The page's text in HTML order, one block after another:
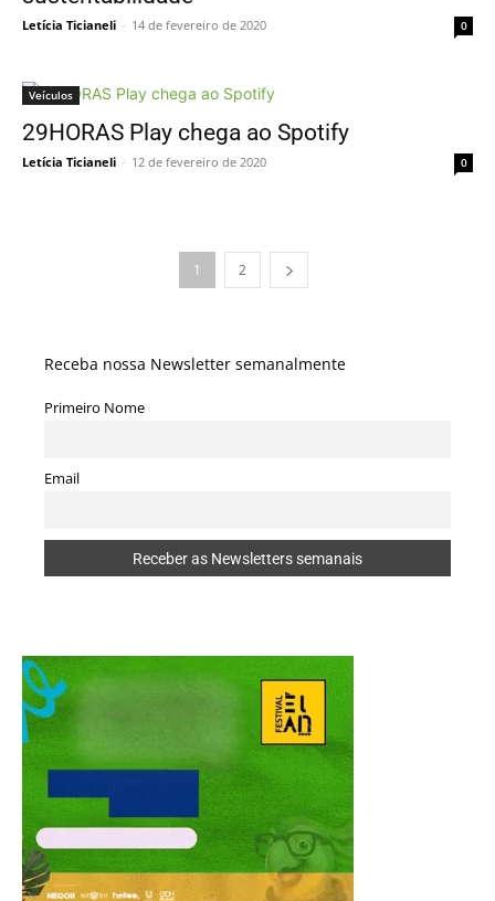
Letícia Ticianeli - 14 de fevereiro de 2020 0
Veículos
29HORAS Play chega ao Spotify
Letícia Ticianeli - 12 de fevereiro de 2020 0
1 2
Receba nossa Newsletter semanalmente
Primeiro Nome
Email